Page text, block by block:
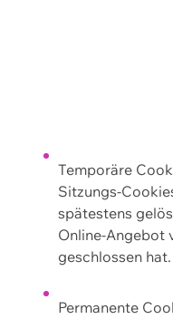
Temporäre
Sitzungs-
spätestens
Online-Angebot
geschlossen hat.
Permanente